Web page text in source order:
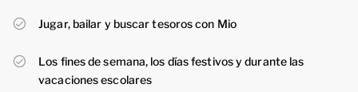
Jugar, bailar y buscar tesoros con Mio
Los fines de semana, los días festivos y durante las
vacaciones escolares